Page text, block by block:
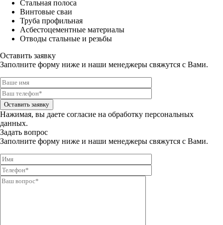
Стальная полоса
Винтовые сваи
Труба профильная
Асбестоцементные материалы
Отводы стальные и резьбы
Оставить заявку
Заполните форму ниже и наши менеджеры свяжутся с Вами.
Оставить заявку
Нажимая, вы даете согласие на обработку персональных
данных.
Задать вопрос
Заполните форму ниже и наши менеджеры свяжутся с Вами.